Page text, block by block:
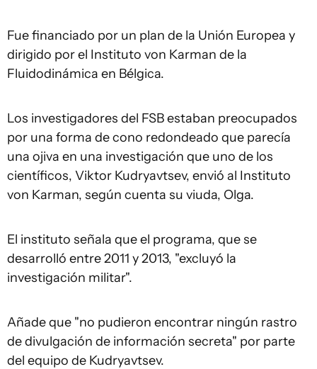
Fue financiado por un plan de la Unión Europea y
dirigido por el Instituto von Karman de la
Fluidodinámica en Bélgica.
Los investigadores del FSB estaban preocupados
por una forma de cono redondeado que parecía
una ojiva en una investigación que uno de los
científicos, Viktor Kudryavtsev, envió al Instituto
von Karman, según cuenta su viuda, Olga.
El instituto señala que el programa, que se
desarrolló entre 2011 y 2013, "excluyó la
investigación militar".
Añade que "no pudieron encontrar ningún rastro
de divulgación de información secreta" por parte
del equipo de Kudryavtsev.